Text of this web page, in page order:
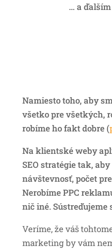
… a
Namiesto toho, aby
všetko pre všetkých,
robíme ho fakt dobre (
Na klientské weby
SEO stratégie tak,
návštevnosť, počet
Nerobíme PPC
nič iné. Sústreďujeme
Veríme, že váš
marketing by vám